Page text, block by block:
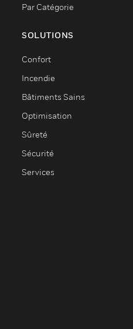
Par Catégorie
SOLUTIONS
Confort
Incendie
Bâtiments Sains
Optimisation
Sûreté
Sécurité
Services